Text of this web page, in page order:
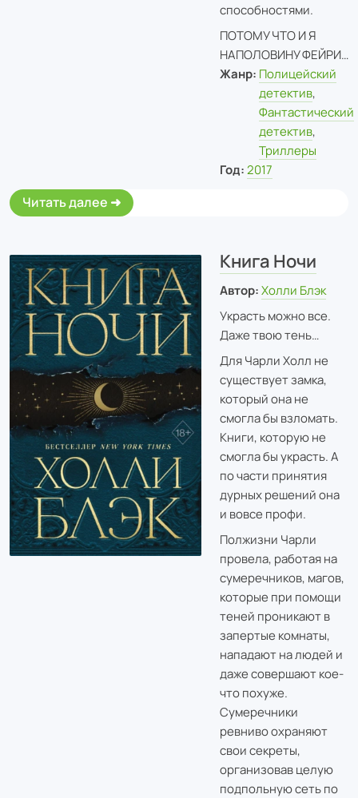
способностями.
ПОТОМУ ЧТО И Я
НАПОЛОВИНУ ФЕЙРИ…
Жанр: Полицейский
детектив,
Фантастический
детектив,
Триллеры
Год: 2017
Читать далее
Книга Ночи
Автор: Холли Блэк
Украсть можно все.
Даже твою тень…
Для Чарли Холл не
существует замка,
который она не
смогла бы взломать.
Книги, которую не
смогла бы украсть. А
по части принятия
дурных решений она
и вовсе профи.
Полжизни Чарли
провела, работая на
сумеречников, магов,
которые при помощи
теней проникают в
запертые комнаты,
нападают на людей и
даже совершают кое-
что похуже.
Сумеречники
ревниво охраняют
свои секреты,
организовав целую
подпольную сеть по